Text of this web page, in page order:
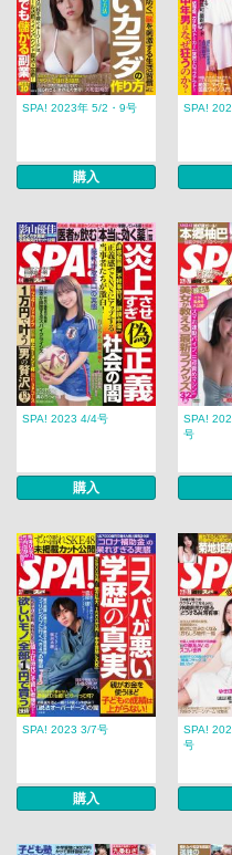
SPA! 2023年 5/2・9号
購入
SPA!
SPA! 2023 4/4号
購入
SPA!
号
SPA! 2023 3/7号
購入
SPA!
号